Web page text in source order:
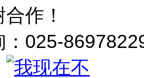
作！
：025-